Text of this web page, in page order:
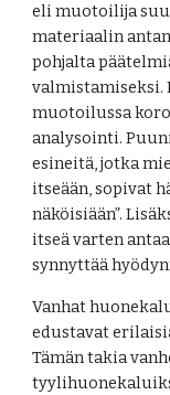
eli muotoilija
materiaalin
pohjalta
valmistamiseksi.
muotoilussa
analysointi.
esineitä, jotka
itseään, sopivat
näköisiään”.
itseä varten
synnyttää
Vanhat
edustavat
Tämän takia